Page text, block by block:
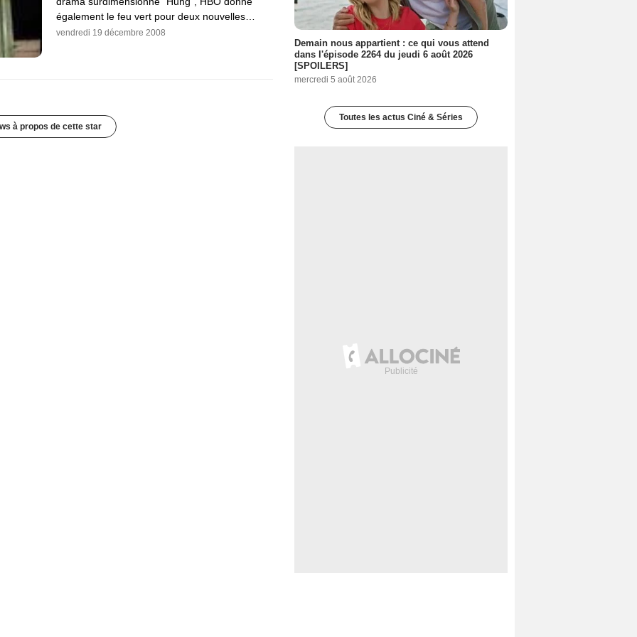
également le feu vert pour deux nouvelles…
vendredi 19 décembre 2008
à propos de cette star
Demain nous appartient : ce qui vous attend
dans l'épisode 2264 du jeudi 6 août 2026
[SPOILERS]
mercredi 5 août 2026
Toutes les actus Ciné & Séries